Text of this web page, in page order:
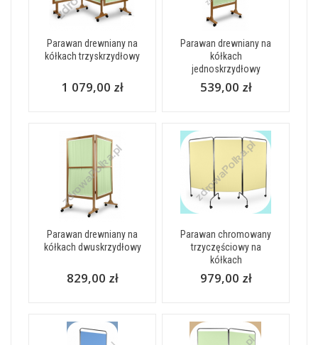
Parawan drewniany na
kółkach trzyskrzydłowy
1 079,00 zł
Parawan drewniany na
kółkach
jednoskrzydłowy
539,00 zł
Parawan drewniany na
kółkach dwuskrzydłowy
829,00 zł
Parawan chromowany
trzyczęściowy na
kółkach
979,00 zł